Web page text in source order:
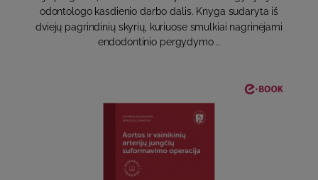
odontologo kasdienio darbo dalis. Knyga sudaryta iš
dviejų pagrindinių skyrių, kuriuose smulkiai nagrinėjami
endodontinio pergydymo ..